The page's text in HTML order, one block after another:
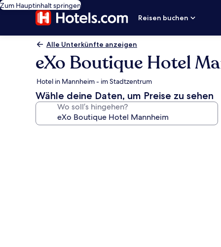
Zum Hauptinhalt springen
Reisen buchen
Alle Unterkünfte anzeigen
eXo Boutique Hotel
Hotel in Mannheim - im Stadtzentrum
Wähle deine Daten, um Preise zu sehen
Wo soll’s hingehen?